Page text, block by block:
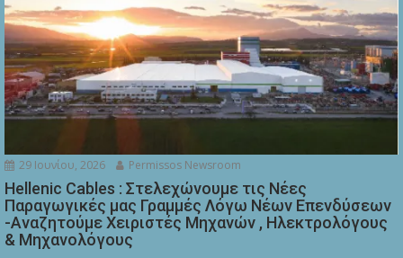
29 Ιουνίου, 2026 Permissos Newsroom
Hellenic Cables : Στελεχώνουμε τις Νέες
Παραγωγικές μας Γραμμές Λόγω Νέων Επενδύσεων
-Αναζητούμε Χειριστές Μηχανών , Ηλεκτρολόγους
& Μηχανολόγους